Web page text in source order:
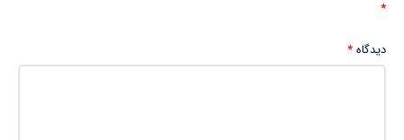
*
دیدگاه*